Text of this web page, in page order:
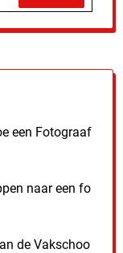
een Fotograaf
naar een fo
de Vakschoo